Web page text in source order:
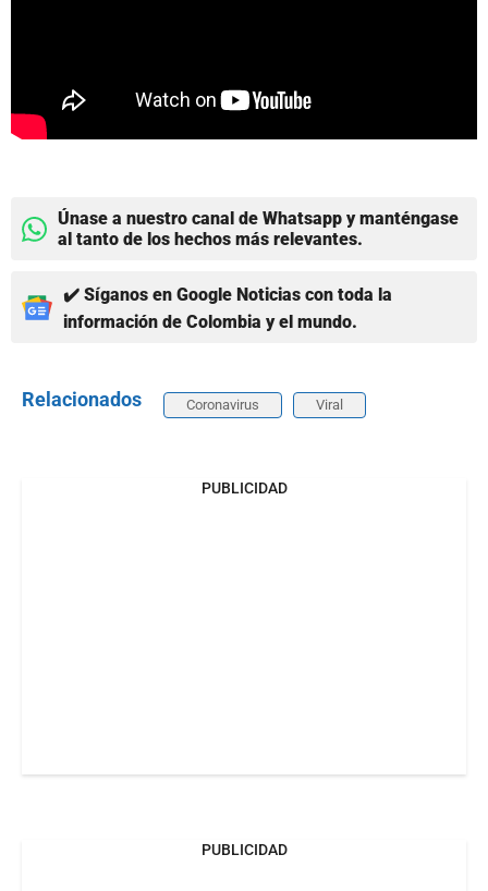
Únase a nuestro canal de Whatsapp y manténgase
al tanto de los hechos más relevantes.
✔️ Síganos en Google Noticias con toda la
información de Colombia y el mundo.
Relacionados Coronavirus Viral
PUBLICIDAD
PUBLICIDAD